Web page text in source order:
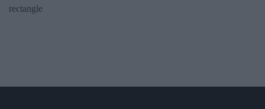
rectangle